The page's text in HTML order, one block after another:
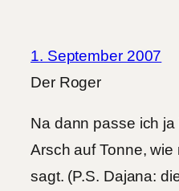
1. September 2007
Der Roger
Na dann passe ich
Arsch auf Tonne,
sagt. (P.S. Dajana: